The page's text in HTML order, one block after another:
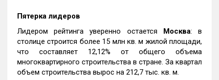
Пятерка лидеров
Лидером рейтинга уверенно остается Москва: в
столице строится более 15 млн кв. м жилой площади,
что составляет 12,12% от общего объема
многоквартирного строительства в стране. За квартал
объем строительства вырос на 212,7 тыс. кв. м.